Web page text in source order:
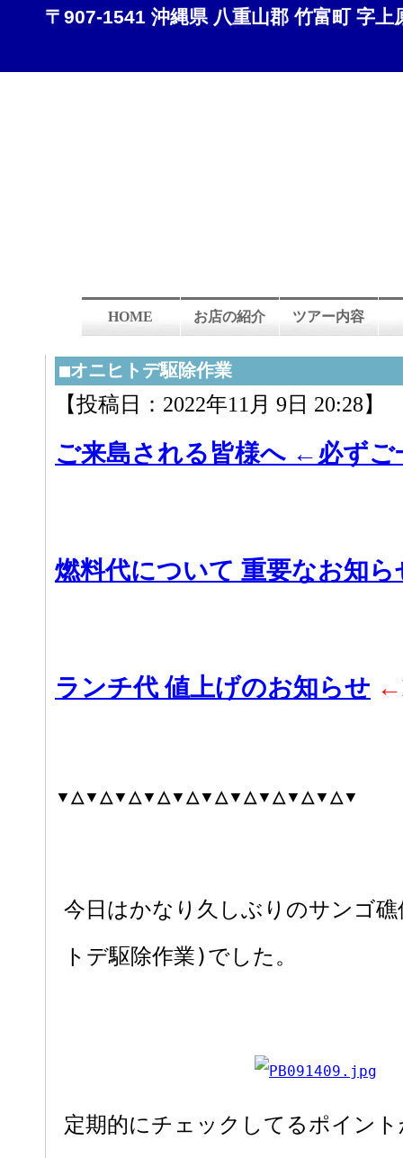
〒907-1541 沖縄県 八重山郡 竹富町 字上
HOME お店の紹介 ツアー内容
■オニヒトデ駆除作業
【投稿日：2022年11月 9日 20:28】
ご来島される皆様へ ←必ずご
燃料代について 重要なお知ら
ランチ代 値上げのお知らせ
▼△▼△▼△▼△▼△▼△▼△▼△▼△▼△▼
今日はかなり久しぶりのサンゴ
トデ駆除作業)でした。
定期的にチェックしてるポイン